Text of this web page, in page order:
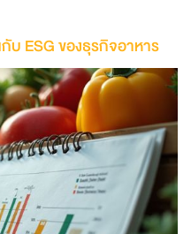
กับ ESG ของธุรกิจอาหาร